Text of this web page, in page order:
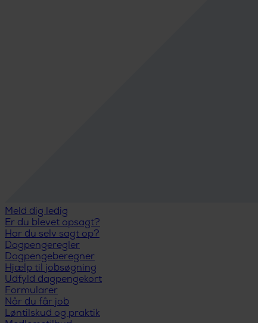
Meld dig ledig
Er du blevet opsagt?
Har du selv sagt op?
Dagpengeregler
Dagpengeberegner
Hjælp til jobsøgning
Udfyld dagpengekort
Formularer
Når du får job
Løntilskud og praktik